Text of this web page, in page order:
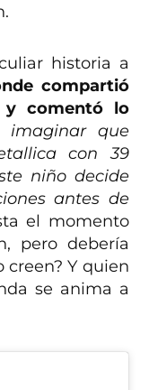
historia a
compartió
comentó lo
imaginar que
con 39
niño decide
antes de
el momento
pero debería
creen? Y quien
se anima a